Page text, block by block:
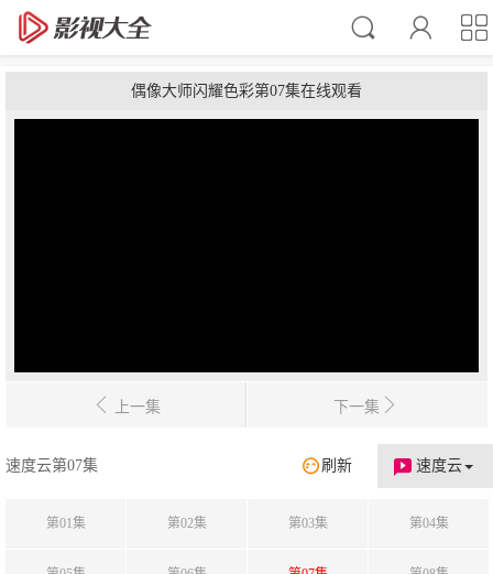
偶像大师闪耀色彩第07集在线观看
上一集 下一集
速度云
刷新
速度云第07集
第01集 第02集 第03集 第04集